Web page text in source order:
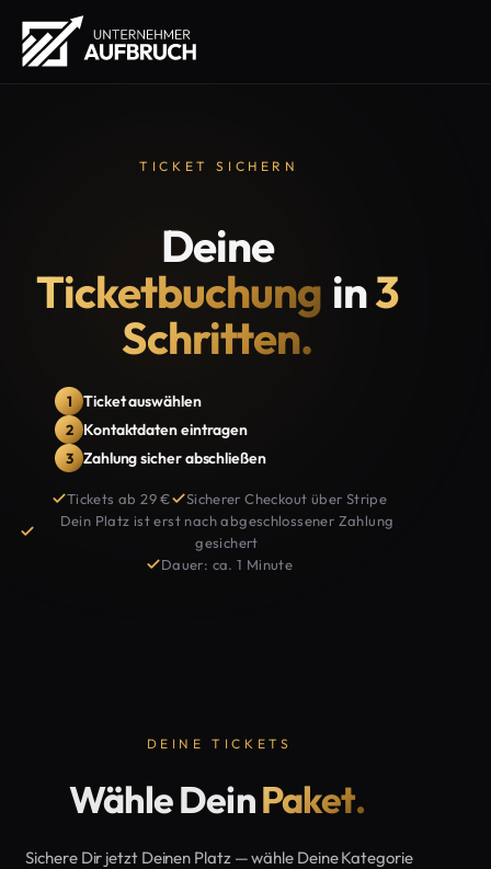
TICKET SICHERN
Deine
Ticketbuchung in3
Schritten.
1 Ticket auswählen
2 Kontaktdaten eintragen
3 Zahlung sicher abschließen
Tickets ab 29 €
Sicherer Checkout über Stripe
Dein Platz ist erst nach abgeschlossener Zahlung
gesichert
Dauer: ca. 1 Minute
DEINE TICKETS
Wähle DeinPaket.
Sichere Dir jetzt Deinen Platz — wähle Deine Kategorie